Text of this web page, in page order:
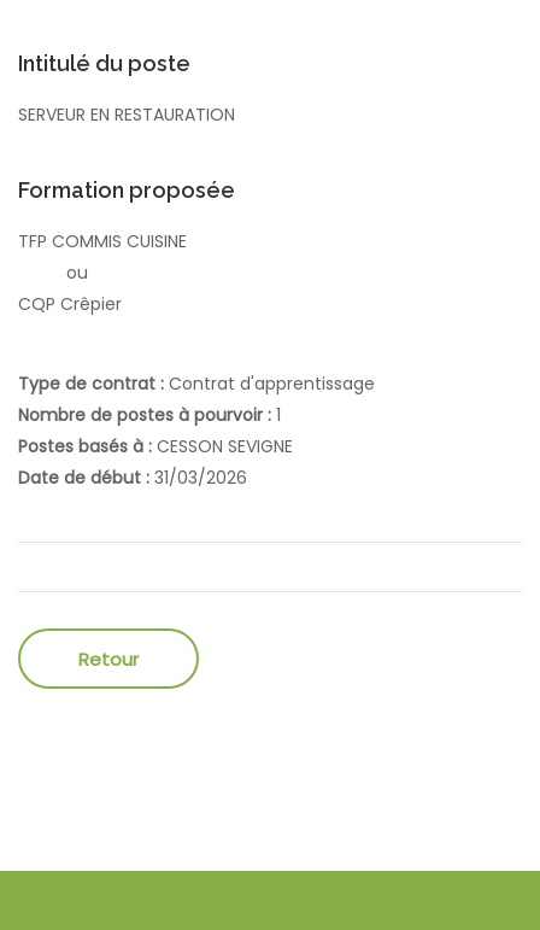
Intitulé du poste
SERVEUR EN RESTAURATION
Formation proposée
TFP COMMIS CUISINE
ou
CQP Crêpier
Type de contrat : Contrat d'apprentissage
Nombre de postes à pourvoir : 1
Postes basés à : CESSON SEVIGNE
Date de début : 31/03/2026